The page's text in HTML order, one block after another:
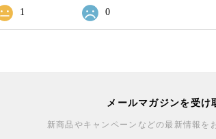
1 0
メールマガジンを受け
新商品やキャンペーンなどの最新情報を